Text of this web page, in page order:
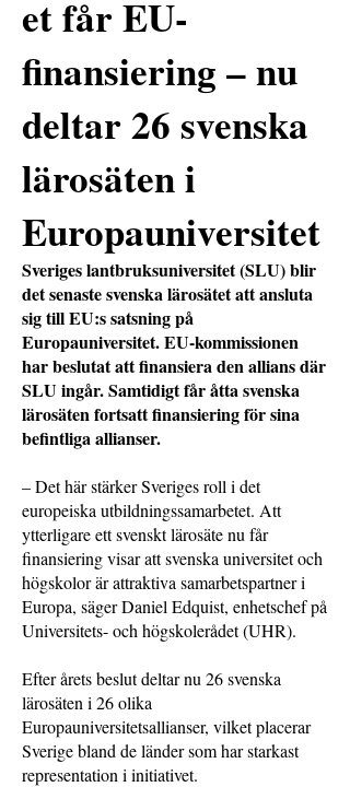
et får EU-
finansiering – nu
deltar 26 svenska
lärosäten i
Europauniversitet
Sveriges lantbruksuniversitet (SLU) blir
det senaste svenska lärosätet att ansluta
sig till EU:s satsning på
Europauniversitet. EU-kommissionen
har beslutat att finansiera den allians där
SLU ingår. Samtidigt får åtta svenska
lärosäten fortsatt finansiering för sina
befintliga allianser.
– Det här stärker Sveriges roll i det
europeiska utbildningssamarbetet. Att
ytterligare ett svenskt lärosäte nu får
finansiering visar att svenska universitet och
högskolor är attraktiva samarbetspartner i
Europa, säger Daniel Edquist, enhetschef på
Universitets- och högskolerådet (UHR).
Efter årets beslut deltar nu 26 svenska
lärosäten i 26 olika
Europauniversitetsallianser, vilket placerar
Sverige bland de länder som har starkast
representation i initiativet.